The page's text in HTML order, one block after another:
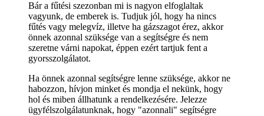
Bár a fűtési szezonban mi is nagyon elfoglaltak
vagyunk, de emberek is. Tudjuk jól, hogy ha nincs
fűtés vagy melegvíz, illetve ha gázszagot érez, akkor
önnek azonnal szüksége van a segítségre és nem
szeretne várni napokat, éppen ezért tartjuk fent a
gyorsszolgálatot.
Ha önnek azonnal segítségre lenne szüksége, akkor ne
habozzon, hívjon minket és mondja el nekünk, hogy
hol és miben állhatunk a rendelkezésére. Jelezze
ügyfélszolgálatunknak, hogy "azonnali" segítségre